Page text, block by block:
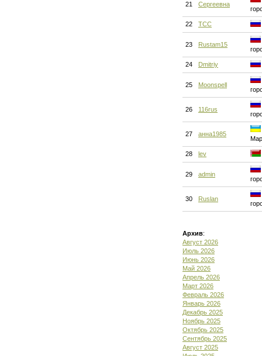
21 Сергеевна
22 ТСС
23 Rustam15
24 Dmitriy
25 Moonspell
26 116rus
27 анна1985
28 lev
29 admin
30 Ruslan
Архив:
Август 2026
Июль 2026
Июнь 2026
Май 2026
Апрель 2026
Март 2026
Февраль 2026
Январь 2026
Декабрь 2025
Ноябрь 2025
Октябрь 2025
Сентябрь 2025
Август 2025